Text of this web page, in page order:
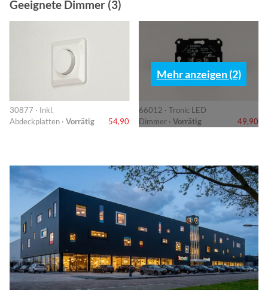
Geeignete Dimmer (3)
30877 · Inkl.
Abdeckplatten · Vorrätig 54,90
66012 · Tronic LED
Dimmer · Vorrätig 49,90
Mehr anzeigen (2)